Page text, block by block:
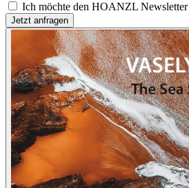
Ich möchte den HOANZL Newsletter